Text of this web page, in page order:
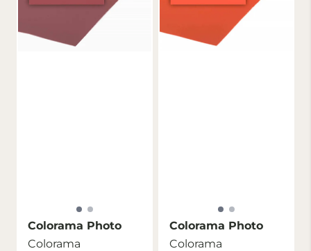
Colorama Photo
Colorama
Colorama Photo
Colorama